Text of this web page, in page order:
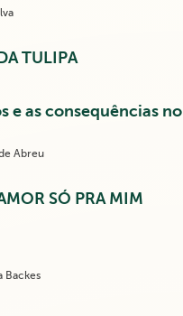
TULIPA
e as consequências no
Abreu
SÓ PRA MIM
Backes